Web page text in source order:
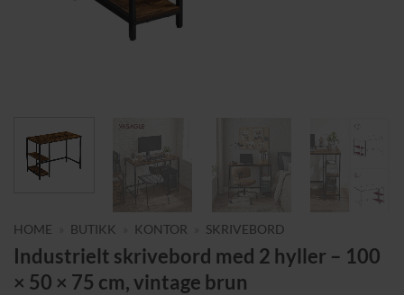
HOME BUTIKK KONTOR SKRIVEBORD
Industrielt skrivebord med 2 hyller – 100
× 50 × 75 cm, vintage brun